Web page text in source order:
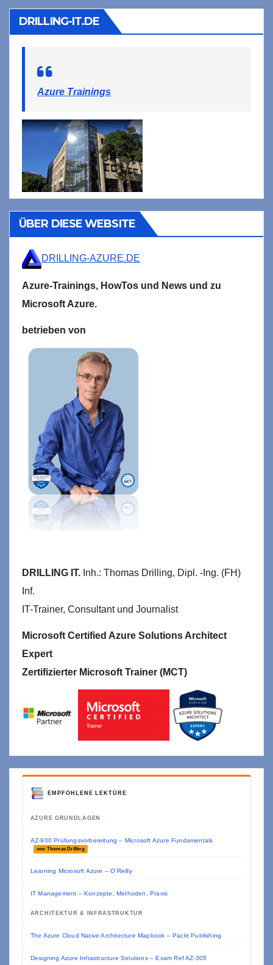
DRILLING-IT.DE
Azure Trainings
ÜBER DIESE WEBSITE
DRILLING-AZURE.DE
Azure-Trainings, HowTos und News und zu
Microsoft Azure.
betrieben von
DRILLING IT. Inh.: Thomas Drilling, Dipl. -Ing. (FH)
Inf.
IT-Trainer, Consultant und Journalist
Microsoft Certified Azure Solutions Architect
Expert
Zertifizierter Microsoft Trainer (MCT)
EMPFOHLENE LEKTÜRE
AZURE GRUNDLAGEN
AZ-900 Prüfungsvorbereitung – Microsoft Azure Fundamentals
von Thomas Drilling
Learning Microsoft Azure – O'Reilly
IT Management – Konzepte, Methoden, Praxis
ARCHITEKTUR & INFRASTRUKTUR
The Azure Cloud Native Architecture Mapbook – Packt Publishing
Designing Azure Infrastructure Solutions – Exam Ref AZ-305